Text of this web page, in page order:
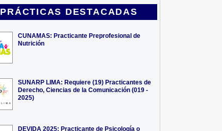
PRÁCTICAS DESTACADAS
CUNAMAS: Practicante Preprofesional de
Nutrición
SUNARP LIMA: Requiere (19) Practicantes de
Derecho, Ciencias de la Comunicación (019 -
2025)
DEVIDA 2025: Practicante de Psicología o